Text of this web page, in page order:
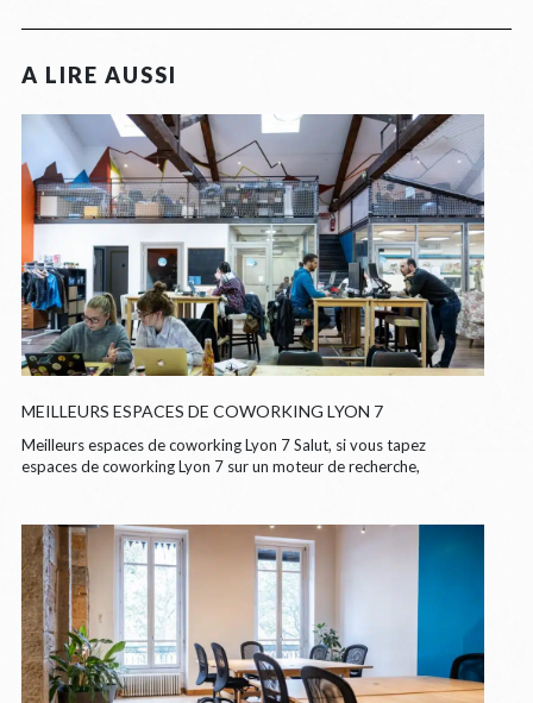
MEILLEURS ESPACES DE COWORKING LYON 7
Meilleurs espaces de coworking Lyon 7 Salut, si vous tapez
espaces de coworking Lyon 7 sur un moteur de recherche,